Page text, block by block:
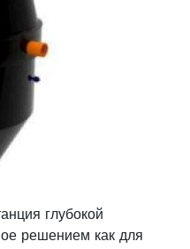
глубокой
решением как для